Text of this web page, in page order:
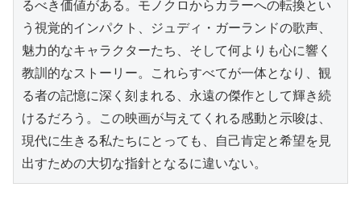
るべき価値がある。モノクロからカラーへの転換とい
う視覚的インパクト、ジュディ・ガーランドの歌声、
魅力的なキャラクターたち、そして何よりも心に響く
教訓的なストーリー。これらすべてが一体となり、観
る者の記憶に深く刻まれる、永遠の傑作として輝き続
けるだろう。この映画が与えてくれる感動と示唆は、
現代に生きる私たちにとっても、自己肯定と希望を見
出すための大切な指針となるに違いない。